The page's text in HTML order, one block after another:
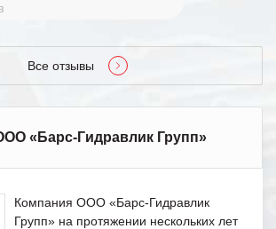
Все отзывы
«Барс-Гидравлик Групп»
Компания ООО «Барс-Гидравлик
Групп» на протяжении нескольких лет